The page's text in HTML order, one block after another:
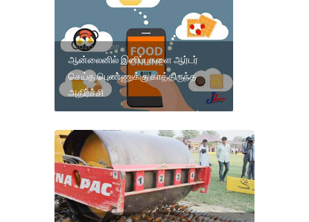
ஆன்லைனில் இனிப்புகளை ஆர்டர்
செய்த பெண்ணுக்கு காத்திருந்த
அதிர்ச்சி